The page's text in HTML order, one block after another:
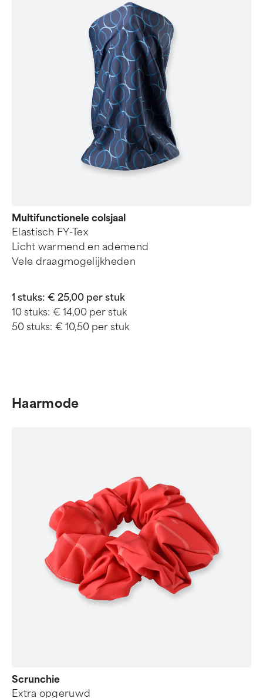
Multifunctionele colsjaal
Elastisch FY-Tex
Licht warmend en ademend
Vele draagmogelijkheden
1 stuks: € 25,00 per stuk
10 stuks: € 14,00 per stuk
50 stuks: € 10,50 per stuk
Haarmode
Scrunchie
Extra opgeruwd